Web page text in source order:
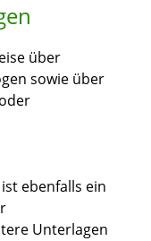
über
sowie über
ebenfalls ein
Unterlagen